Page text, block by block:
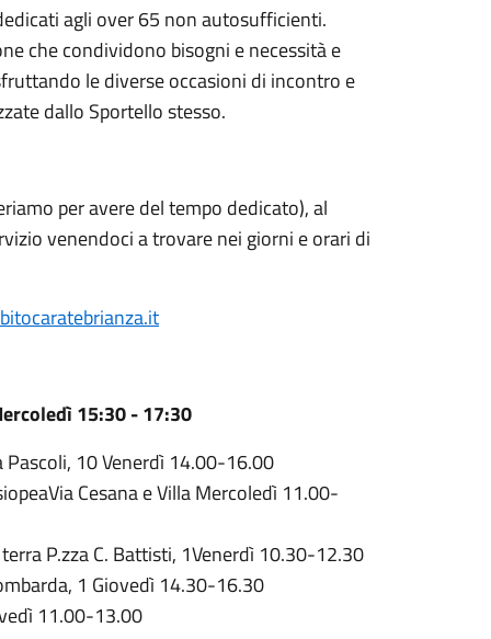
agli over 65 non autosufficienti.
che condividono bisogni e necessità e
le diverse occasioni di incontro e
dallo Sportello stesso.
per avere del tempo dedicato), al
venendoci a trovare nei giorni e orari di
15:30 - 17:30
Pascoli, 10 Venerdì 14.00-16.00
Cesana e Villa Mercoledì 11.00-
P.zza C. Battisti, 1Venerdì 10.30-12.30
1 Giovedì 14.30-16.30
11.00-13.00